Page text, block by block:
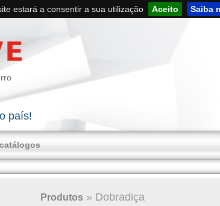
estará a consentir a sua utilização Aceito Saiba
país!
catálogos
Produtos » Dobradiça